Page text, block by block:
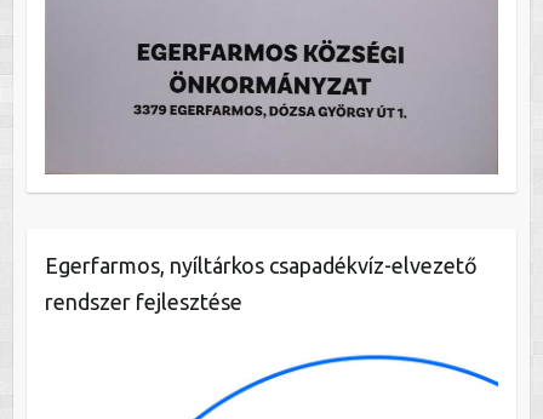
Egerfarmos, nyíltárkos csapadékvíz-elvezető
rendszer fejlesztése